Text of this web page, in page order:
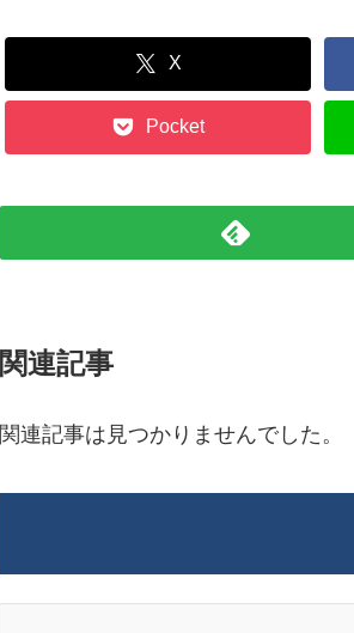
X
Pocket
関連記事
関連記事は見つかりませんでした。